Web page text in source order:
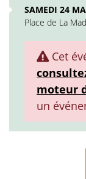
SAMEDI 24
Place de La
Cet
moteur
un